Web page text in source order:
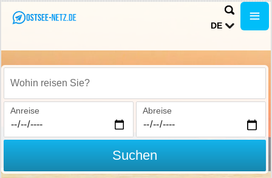
DE
Wohin reisen Sie?
Anreise Abreise
Suchen